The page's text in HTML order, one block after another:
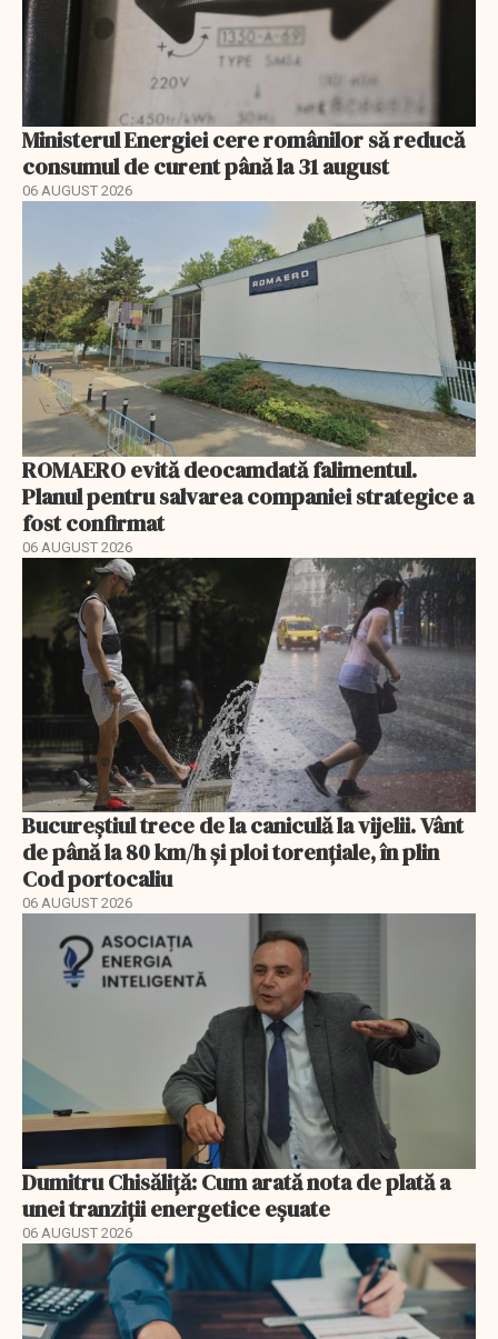
Ministerul Energiei cere românilor să reducă
consumul de curent până la 31 august
06 AUGUST 2026
ROMAERO evită deocamdată falimentul.
Planul pentru salvarea companiei strategice a
fost confirmat
06 AUGUST 2026
Bucureștiul trece de la caniculă la vijelii. Vânt
de până la 80 km/h și ploi torențiale, în plin
Cod portocaliu
06 AUGUST 2026
Dumitru Chisăliță: Cum arată nota de plată a
unei tranziții energetice eșuate
06 AUGUST 2026